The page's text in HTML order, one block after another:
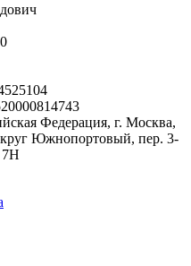
Федерация, г. Москва,
Южнопортовый, пер. 3-
7Н